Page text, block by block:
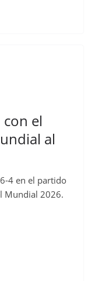
el
al
4 en el partido
Mundial 2026.